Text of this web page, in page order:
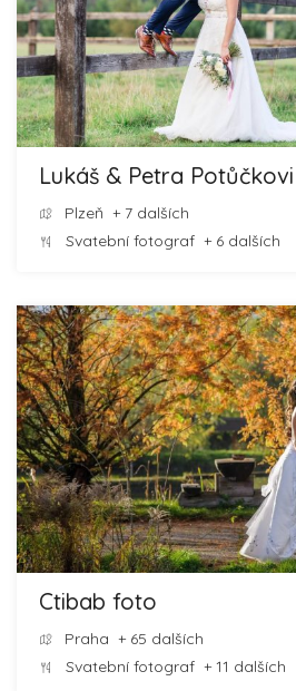
Lukáš & Petra Potůčkovi
Plzeň + 7 dalších
Svatební fotograf + 6 dalších
Ctibab foto
Praha + 65 dalších
Svatební fotograf + 11 dalších